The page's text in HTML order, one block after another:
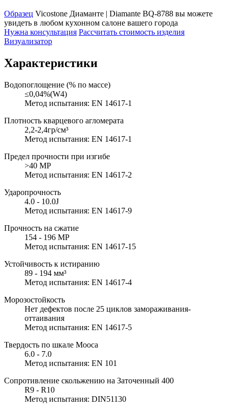
Образец Vicostone Диаманте | Diamante BQ-8788 вы можете
увидеть в любом кухонном салоне вашего города
Нужна консультация Рассчитать стоимость изделия
Визуализатор
Характеристики
Водопоглощение (% по массе)
≤0,04%(W4)
Метод испытания: EN 14617-1
Плотность кварцевого агломерата
2,2-2,4гр/см³
Метод испытания: EN 14617-1
Предел прочности при изгибе
>40 MP
Метод испытания: EN 14617-2
Ударопрочность
4.0 - 10.0J
Метод испытания: EN 14617-9
Прочность на сжатие
154 - 196 MP
Метод испытания: EN 14617-15
Устойчивость к истиранию
89 - 194 мм³
Метод испытания: EN 14617-4
Морозостойкость
Нет дефектов после 25 циклов замораживания-
оттаивания
Метод испытания: EN 14617-5
Твердость по шкале Мооса
6.0 - 7.0
Метод испытания: EN 101
Сопротивление скольжению на Заточенный 400
R9 - R10
Метод испытания: DIN51130